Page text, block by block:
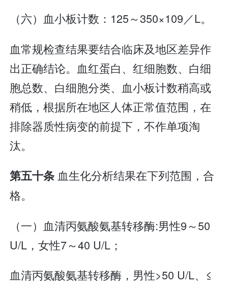
（六）血小板计数：125～350×109／L。
血常规检查结果要结合临床及地区差异作
出正确结论。血红蛋白、红细胞数、白细
胞总数、白细胞分类、血小板计数稍高或
稍低，根据所在地区人体正常值范围，在
排除器质性病变的前提下，不作单项淘
汰。
第五十条血生化分析结果在下列范围，合
格。
（一）血清丙氨酸氨基转移酶:男性9～50
U/L，女性7～40 U/L；
血清丙氨酸氨基转移酶，男性>50 U/L、≤